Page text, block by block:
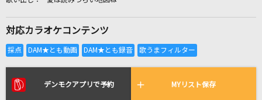
全国りれき
リアルタイムで歌われている曲の一覧
対応カラオケコンテンツ
デンモクアプリで予約 MYリスト保存